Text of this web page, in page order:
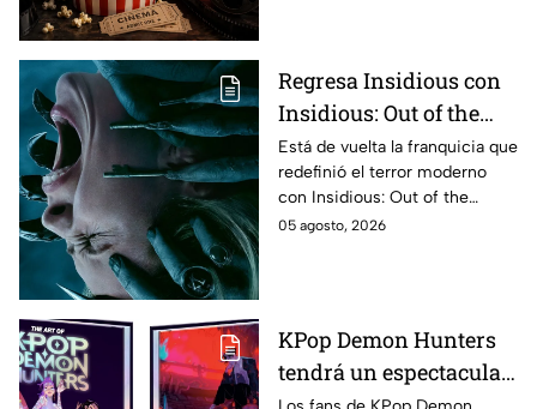
México
Regresa Insidious con
Insidious: Out of the
Further; esto revela el
aterrador primer tráiler
Está de vuelta la franquicia que
redefinió el terror moderno
con Insidious: Out of the
Further. Te contamos todo lo
05 agosto, 2026
KPop Demon Hunters
tendrá un espectacular